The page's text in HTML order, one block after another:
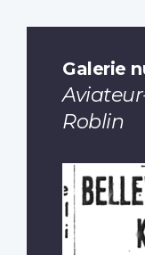
Galerie
Roblin